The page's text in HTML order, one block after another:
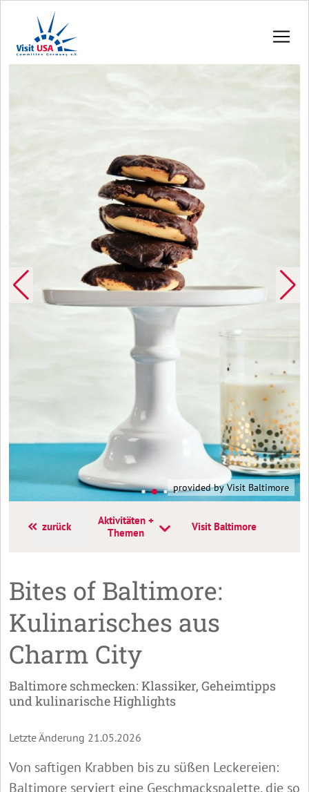
provided by Visit Baltimore
zurück
Aktivitäten +
Themen
Visit Baltimore
Bites of Baltimore:
Kulinarisches aus
Charm City
Baltimore schmecken: Klassiker, Geheimtipps
und kulinarische Highlights
Letzte Änderung 21.05.2026
Von saftigen Krabben bis zu süßen Leckereien:
Baltimore serviert eine Geschmackspalette, die so